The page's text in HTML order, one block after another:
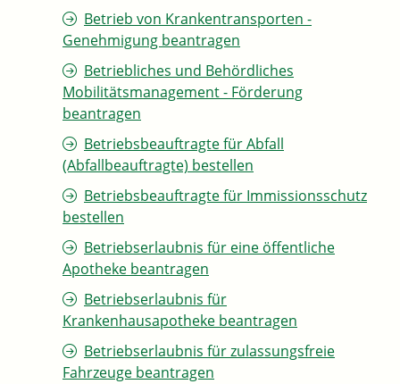
Betrieb von Krankentransporten -
Genehmigung beantragen
Betriebliches und Behördliches
Mobilitätsmanagement - Förderung
beantragen
Betriebsbeauftragte für Abfall
(Abfallbeauftragte) bestellen
Betriebsbeauftragte für Immissionsschutz
bestellen
Betriebserlaubnis für eine öffentliche
Apotheke beantragen
Betriebserlaubnis für
Krankenhausapotheke beantragen
Betriebserlaubnis für zulassungsfreie
Fahrzeuge beantragen